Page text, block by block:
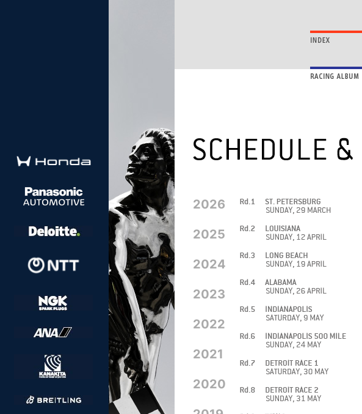
2026
2025
2024
2023
2022
2021
2020